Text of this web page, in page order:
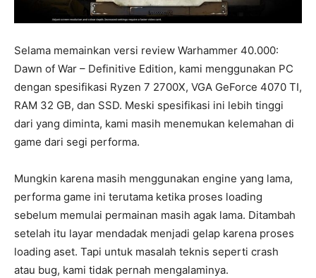
Selama memainkan versi review Warhammer 40.000:
Dawn of War – Definitive Edition, kami menggunakan PC
dengan spesifikasi Ryzen 7 2700X, VGA GeForce 4070 TI,
RAM 32 GB, dan SSD. Meski spesifikasi ini lebih tinggi
dari yang diminta, kami masih menemukan kelemahan di
game dari segi performa.
Mungkin karena masih menggunakan engine yang lama,
performa game ini terutama ketika proses loading
sebelum memulai permainan masih agak lama. Ditambah
setelah itu layar mendadak menjadi gelap karena proses
loading aset. Tapi untuk masalah teknis seperti crash
atau bug, kami tidak pernah mengalaminya.